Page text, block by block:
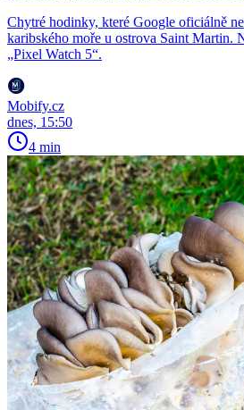
Chytré hodinky, které Google oficiálně
karibského moře u ostrova Saint Martin.
„Pixel Watch 5“.
Mobify.cz
dnes, 15:50
4 min